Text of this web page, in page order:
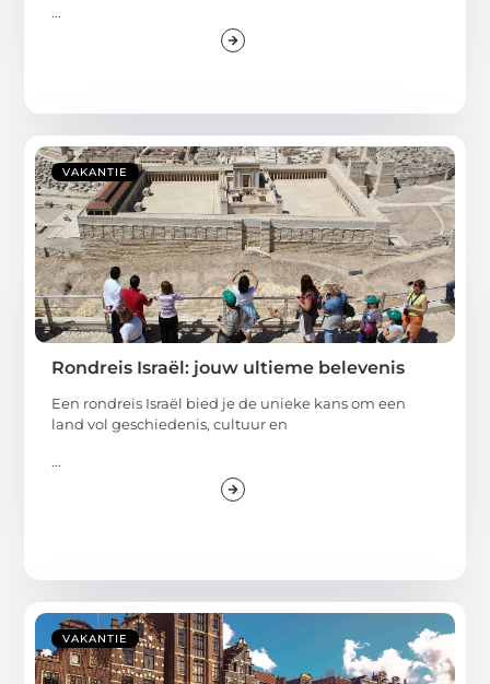
...
VAKANTIE
Rondreis Israël: jouw ultieme belevenis
Een rondreis Israël bied je de unieke kans om een
land vol geschiedenis, cultuur en
...
VAKANTIE